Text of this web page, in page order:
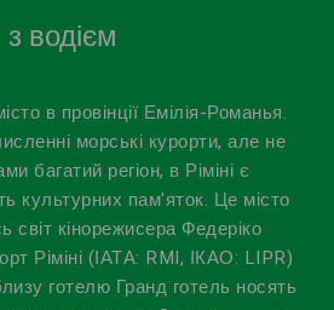
з водієм
в провінції Емілія-Романья.
морські курорти, але не
багатий регіон, в Ріміні є
культурних пам'яток. Це місто
світ кінорежисера Федеріко
Ріміні (ІАТА: RMI, ІКАО: LIPR)
готелю Гранд готель носять